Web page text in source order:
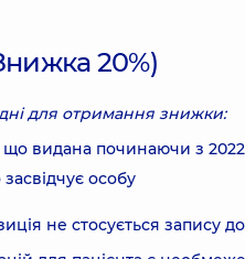
20%)
для отримання знижки:
видана починаючи з
особу
не стосується запису